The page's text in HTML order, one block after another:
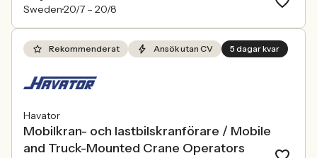
Sweden20/7 – 20/8
Rekommenderat Ansök utan CV 5 dagar kvar
Havator
Mobilkran- och lastbilskranförare / Mobile
and Truck-Mounted Crane Operators